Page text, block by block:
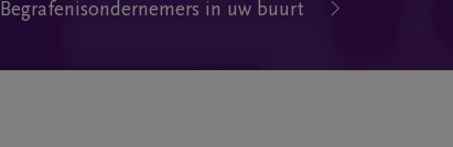
Begrafenisondernemers in uw buurt